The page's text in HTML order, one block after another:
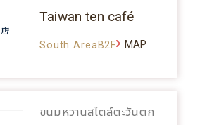
Taiwan ten café
South AreaB2F MAP
ขนมหวานสไตล์ตะวันตก